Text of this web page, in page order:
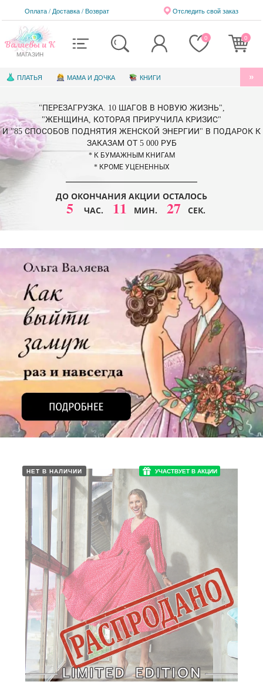
Валяевы и К
МАГАЗИН
Оплата / Доставка/Возврат Отследить свой заказ
0 0
ПЛАТЬЯ МАМА И ДОЧКА КНИГИ
КНИГИ ДЛЯ ДЕТЕЙ ЭЛЕКТРОННЫЕ КНИГИ
СЕРТИФИКАТЫ
"ПЕРЕЗАГРУЗКА. 10 ШАГОВ В НОВУЮ ЖИЗНЬ",
"ЖЕНЩИНА, КОТОРАЯ ПРИРУЧИЛА КРИЗИС"
И "85 СПОСОБОВ ПОДНЯТИЯ ЖЕНСКОЙ ЭНЕРГИИ" В ПОДАРОК К
ЗАКАЗАМ ОТ 5 000 РУБ
* К БУМАЖНЫМ КНИГАМ
* КРОМЕ УЦЕНЕННЫХ
ДО ОКОНЧАНИЯ АКЦИИ ОСТАЛОСЬ
5 ЧАС. 11 МИН. 25 СЕК.
НЕТ В НАЛИЧИИ УЧАСТВУЕТ В АКЦИИ